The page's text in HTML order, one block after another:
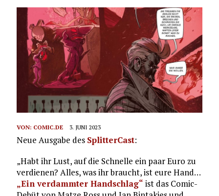
VON: COMIC.DE 3. JUNI 2023
Neue Ausgabe des SplitterCast:
„Habt ihr Lust, auf die Schnelle ein paar Euro zu
verdienen? Alles, was ihr braucht, ist eure Hand…
„Ein verdammter Handschlag“ ist das Comic-